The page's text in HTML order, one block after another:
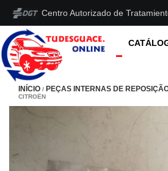
Centro Autorizado de
INÍCIO / PEÇAS INTERNAS DE
CITROËN